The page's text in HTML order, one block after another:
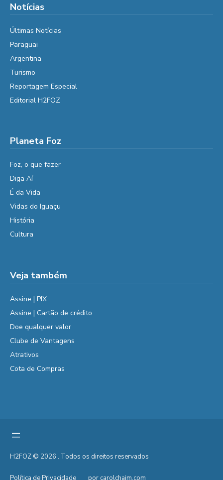
Notícias
Últimas Notícias
Paraguai
Argentina
Turismo
Reportagem Especial
Editorial H2FOZ
Planeta Foz
Foz, o que fazer
Diga Aí
É da Vida
Vidas do Iguaçu
História
Cultura
Veja também
Assine | PIX
Assine | Cartão de crédito
Doe qualquer valor
Clube de Vantagens
Atrativos
Cota de Compras
H2FOZ © 2026 . Todos os direitos reservados
Política de Privacidade por carolchaim.com